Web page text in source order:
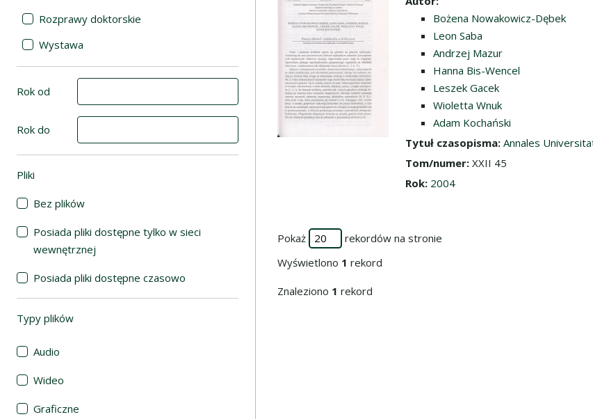
Rozprawy doktorskie
Wystawa
Rok od
Rok do
Pliki
Bez plików
Posiada pliki dostępne tylko w sieci
wewnętrznej
Posiada pliki dostępne czasowo
Typy plików
Audio
Wideo
Graficzne
Bożena Nowakowicz-Dębek
Leon Saba
Andrzej Mazur
Hanna Bis-Wencel
Leszek Gacek
Wioletta Wnuk
Adam Kochański
Tytuł czasopisma: Annales
Tom/numer: XXII 45
Rok: 2004
Pokaż
rekordów na stronie
Wyświetlono 1 rekord
Znaleziono 1 rekord